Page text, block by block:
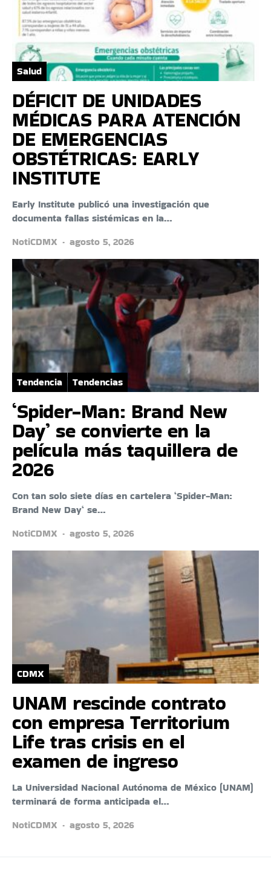
Salud
DÉFICIT DE UNIDADES
MÉDICAS PARA ATENCIÓN
DE EMERGENCIAS
OBSTÉTRICAS: EARLY
INSTITUTE
Early Institute publicó una investigación que
documenta fallas sistémicas en la…
NotiCDMX
agosto 5, 2026
Tendencia Tendencias
‘Spider-Man: Brand New
Day’ se convierte en la
película más taquillera de
2026
Con tan solo siete días en cartelera ‘Spider-Man:
Brand New Day‘ se…
NotiCDMX
agosto 5, 2026
CDMX
UNAM rescinde contrato
con empresa Territorium
Life tras crisis en el
examen de ingreso
La Universidad Nacional Autónoma de México (UNAM)
terminará de forma anticipada el…
NotiCDMX
agosto 5, 2026